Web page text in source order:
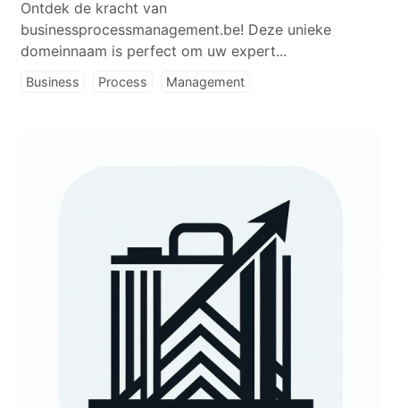
Ontdek de kracht van
businessprocessmanagement.be! Deze unieke
domeinnaam is perfect om uw expert...
Business Process Management